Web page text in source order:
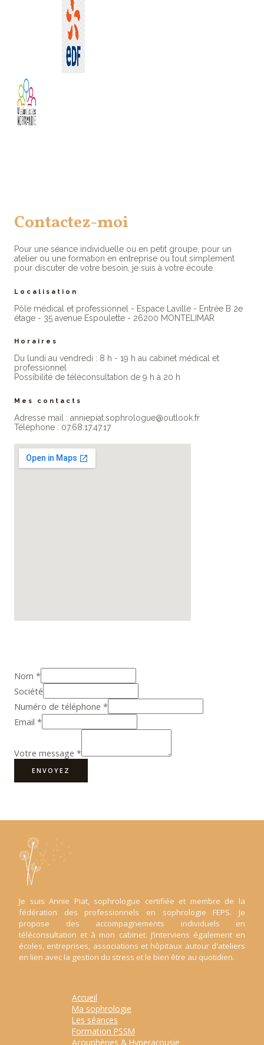
Contactez-moi
Pour une séance individuelle ou en petit groupe, pour un
atelier ou une formation en entreprise ou tout simplement
pour discuter de votre besoin, je suis à votre écoute.
Localisation
Pôle médical et professionnel - Espace Laville - Entrée B 2e
étage - 35 avenue Espoulette - 26200 MONTELIMAR
Horaires
Du lundi au vendredi : 8 h - 19 h au cabinet médical et
professionne​l
Possibilité de téléconsultation de 9 h à 20 h
Mes contacts
Adresse mail : anniepiat.sophrologue@outlook.fr
Téléphone : 07.68.17.47.17
Nom *
Société
Numéro de téléphone *
Email *
Votre message *
ENVOYEZ
Je suis Annie Piat, sophrologue certifiée et membre de la
fédération des professionnels en sophrologie FEPS. Je
propose des accompagnements individuels en
téléconsultation et à mon cabinet. J’interviens également en
écoles, entreprises, associations et hôpitaux autour d'ateliers
en lien avec la gestion du stress et le bien être au quotidien.
Accueil
Ma sophrologie
Les séances
Formation PSSM
Acouphènes & Hyperacousie